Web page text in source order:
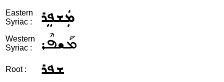
Eastern
Syriac :
ܡܲܫܦܸܪ
Western
Syriac :
ܡܰܫܦܶܪ
Root : ܫܦܪ